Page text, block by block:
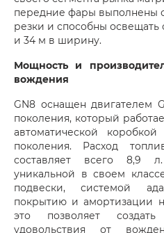
передние фары выполнены
резки и способны освещать
и 34 м в ширину.
Мощность и
вождения
GN8 оснащен двигателем
поколения, который
автоматической
поколения. Расход
составляет всего 8,9
уникальной в своем
подвески, системой
покрытию и амортизации
это позволяет
удовольствия от